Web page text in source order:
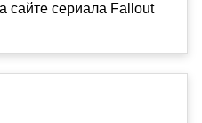
сайте сериала Fallout